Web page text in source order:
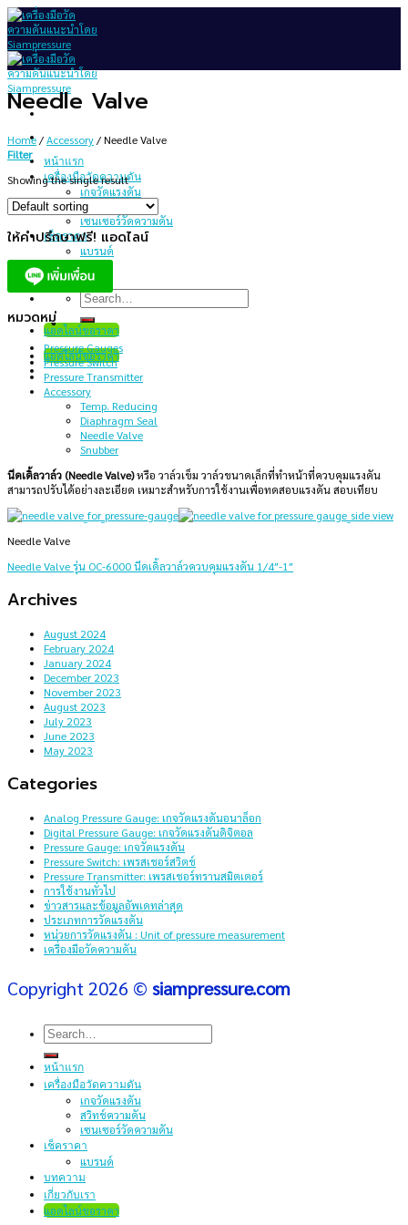
Skip
to
content
หน้าแรก
เครื่องมือวัดความดัน
เกจวัดแรงดัน
สวิทช์ความดัน
เซนเซอร์วัดความดัน
เช็คราคา
แบรนด์
บทความ
เกี่ยวกับเรา
Search
for:
แอดไลน์ขอราคา
แอดไลน์ขอราคา
Needle Valve
Home /Accessory /Needle Valve
Filter
Showing the single result
ให้คำปรึกษาฟรี! แอดไลน์
หมวดหมู่
Pressure Gauges
Pressure Switch
Pressure Transmitter
Accessory
Temp. Reducing
Diaphragm Seal
Needle Valve
Snubber
นีดเดิ้ลวาล์ว (Needle Valve)หรือ วาล์วเข็ม วาล์วขนาดเล็กที่ทำหน้าที่ควบคุมแรงดัน
สามารถปรับได้อย่างละเอียด เหมาะสำหรับการใช้งานเพื่อทดสอบแรงดัน สอบเทียบ
Needle Valve
Needle Valve รุ่น OC-6000 นีดเดิ้ลวาล์วควบคุมแรงดัน 1/4″-1″
Archives
August 2024
February 2024
January 2024
December 2023
November 2023
August 2023
July 2023
June 2023
May 2023
Categories
Analog Pressure Gauge: เกจวัดแรงดันอนาล็อก
Digital Pressure Gauge: เกจวัดแรงดันดิจิตอล
Pressure Gauge: เกจวัดแรงดัน
Pressure Switch: เพรสเชอร์สวิตช์
Pressure Transmitter: เพรสเชอร์ทรานสมิตเตอร์
การใช้งานทั่วไป
ข่าวสารและข้อมูลอัพเดทล่าสุด
ประเภทการวัดแรงดัน
หน่วยการวัดแรงดัน : Unit of pressure measurement
เครื่องมือวัดความดัน
Copyright 2026 © siampressure.com
Search
for:
หน้าแรก
เครื่องมือวัดความดัน
เกจวัดแรงดัน
สวิทช์ความดัน
เซนเซอร์วัดความดัน
เช็คราคา
แบรนด์
บทความ
เกี่ยวกับเรา
แอดไลน์ขอราคา